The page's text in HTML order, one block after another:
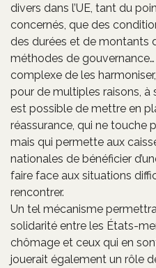
divers dans l’UE, tant du
concernés, que des
des durées et de montants
méthodes de
complexe de les
pour de multiples raisons, à
est possible de mettre en
réassurance, qui ne touche
mais qui permette aux
nationales de bénéficier
faire face aux situations
rencontrer.
Un tel mécanisme
solidarité entre les États-
chômage et ceux qui en
jouerait également un rôle